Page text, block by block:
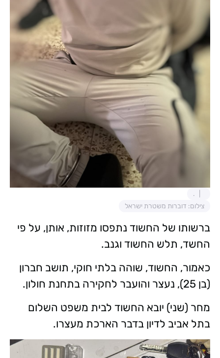
.
צילום: דוברות משטרת ישראל
ברשותו של החשוד נתפסו מזוזות, אותן, על פי
החשד, תלש החשוד וגנב.
כאמור, החשוד, שוהה בלתי חוקי, תושב חברון
(בן 25), נעצר והועבר לחקירה בתחנת חולון.
מחר (שני) יובא החשוד לבית משפט השלום
בתל אביב לדיון בדבר הארכת מעצרו.